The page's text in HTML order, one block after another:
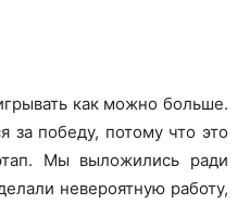
как можно больше.
за победу, потому что это
Мы выложились ради
невероятную работу,